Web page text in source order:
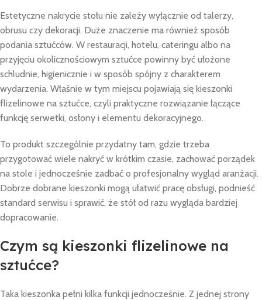
Estetyczne nakrycie stołu nie zależy wyłącznie od talerzy,
obrusu czy dekoracji. Duże znaczenie ma również sposób
podania sztućców. W restauracji, hotelu, cateringu albo na
przyjęciu okolicznościowym sztućce powinny być ułożone
schludnie, higienicznie i w sposób spójny z charakterem
wydarzenia. Właśnie w tym miejscu pojawiają się kieszonki
flizelinowe na sztućce, czyli praktyczne rozwiązanie łączące
funkcję serwetki, osłony i elementu dekoracyjnego.
To produkt szczególnie przydatny tam, gdzie trzeba
przygotować wiele nakryć w krótkim czasie, zachować porządek
na stole i jednocześnie zadbać o profesjonalny wygląd aranżacji.
Dobrze dobrane kieszonki mogą ułatwić pracę obsługi, podnieść
standard serwisu i sprawić, że stół od razu wygląda bardziej
dopracowanie.
Czym są kieszonki flizelinowe na
sztućce?
Taka kieszonka pełni kilka funkcji jednocześnie. Z jednej strony